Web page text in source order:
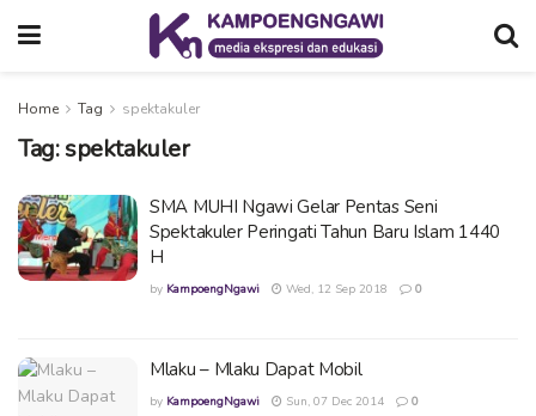
Home Tag spektakuler
Tag:spektakuler
SMA MUHI Ngawi Gelar Pentas Seni
Spektakuler Peringati Tahun Baru Islam 1440
H
by KampoengNgawi Wed, 12 Sep 2018 0
Mlaku – Mlaku Dapat Mobil
by KampoengNgawi Sun, 07 Dec 2014 0